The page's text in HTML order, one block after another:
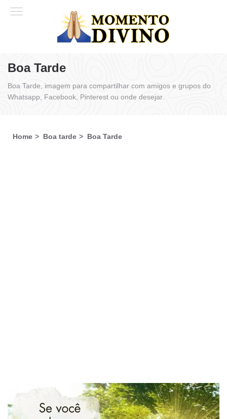
Boa Tarde
Boa Tarde, imagem para compartilhar com amigos e grupos do
Whatsapp, Facebook, Pinterest ou onde desejar.
Home Boa tarde Boa Tarde